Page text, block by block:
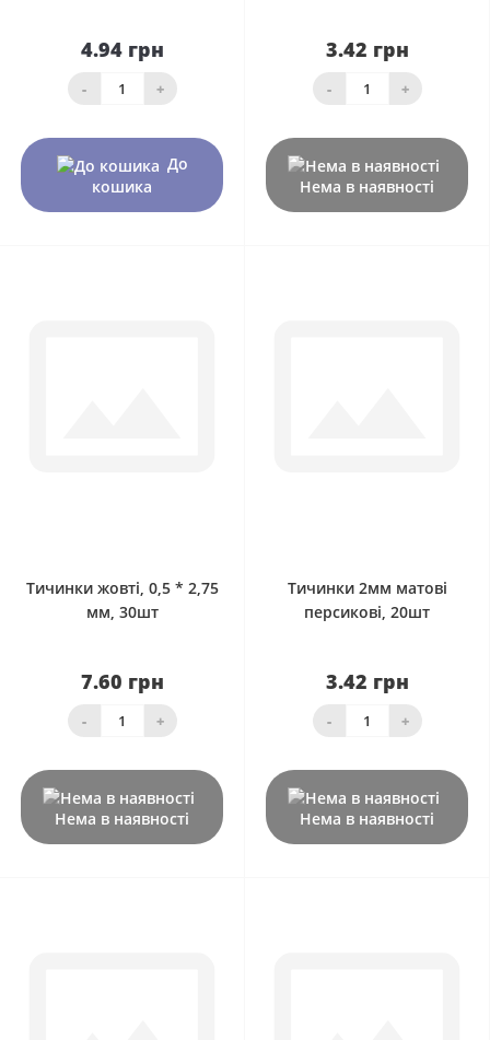
4.94 грн
- +
До
кошика
3.42 грн
- +
Нема в наявності
Тичинки жовті, 0,5 * 2,75
мм, 30шт
7.60 грн
- +
Нема в наявності
Тичинки 2мм матові
персикові, 20шт
3.42 грн
- +
Нема в наявності